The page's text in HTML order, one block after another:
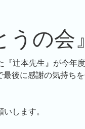
の会
辻本先生』が今年
後に感謝の気持ち
します。